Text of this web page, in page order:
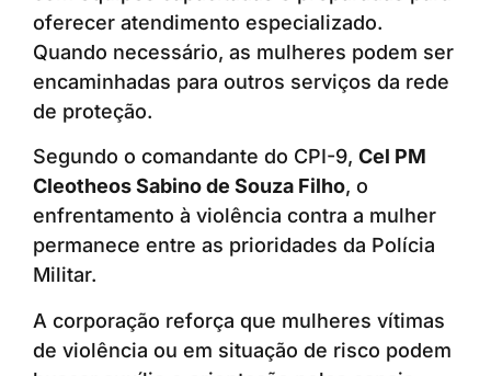
oferecer atendimento especializado.
Quando necessário, as mulheres podem ser
encaminhadas para outros serviços da rede
de proteção.
Segundo o comandante do CPI-9, Cel PM
Cleotheos Sabino de Souza Filho, o
enfrentamento à violência contra a mulher
permanece entre as prioridades da Polícia
Militar.
A corporação reforça que mulheres vítimas
de violência ou em situação de risco podem